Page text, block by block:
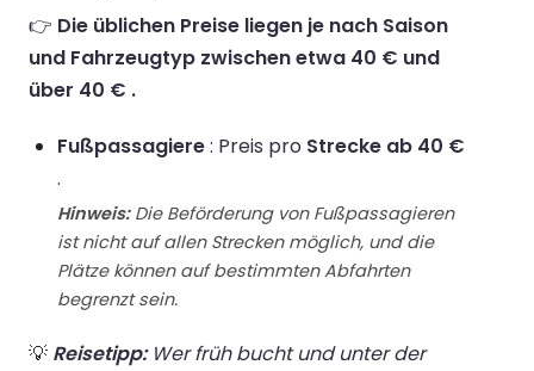
👉 Die üblichen Preise liegen je nach Saison
und Fahrzeugtyp zwischen etwa 40 € und
über 40 € .
Fußpassagiere: Preis pro Strecke ab 40 €
.
Hinweis:Die Beförderung von Fußpassagieren
ist nicht auf allen Strecken möglich, und die
Plätze können auf bestimmten Abfahrten
begrenzt sein.
💡 Reisetipp:Wer früh bucht und unter der